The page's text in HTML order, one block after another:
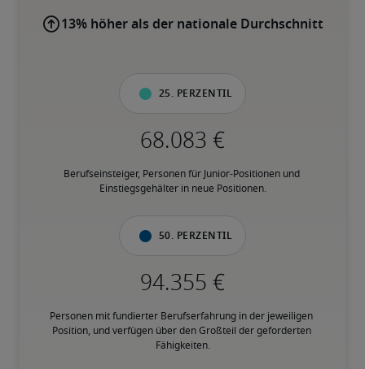
13% höher als der nationale Durchschnitt
25. Perzentil
Berufseinsteiger, Personen für Junior-Positionen und
Einstiegsgehälter in neue Positionen.
50. Perzentil
Personen mit fundierter Berufserfahrung in der jeweiligen
Position, und verfügen über den Großteil der geforderten
Fähigkeiten.